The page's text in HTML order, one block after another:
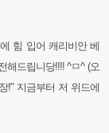
힘 입어 캐리비안 베
해드립니당!!!! ^ㅁ^ (오
!" 지금부터 저 위드에